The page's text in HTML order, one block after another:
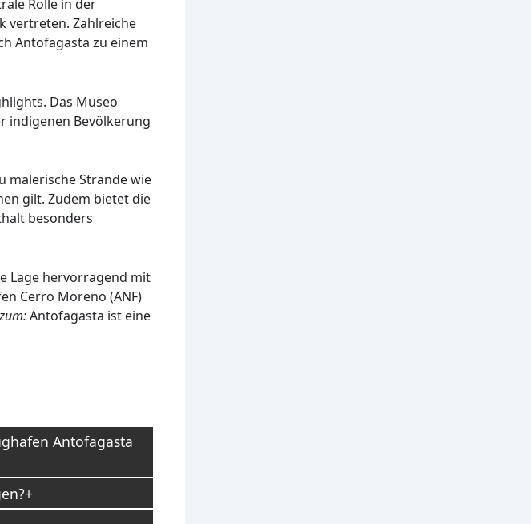
Rolle in der
vertreten. Zahlreiche
Antofagasta zu einem
Das Museo
indigenen Bevölkerung
malerische Strände wie
gilt. Zudem bietet die
besonders
Lage hervorragend mit
Cerro Moreno (ANF)
Antofagasta ist eine
Antofagasta